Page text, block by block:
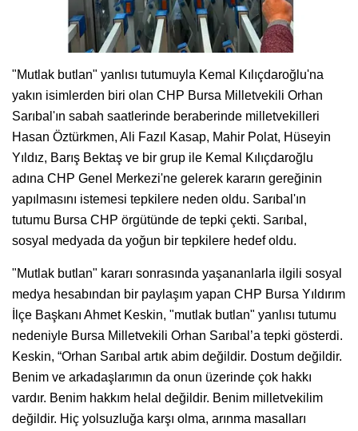
"Mutlak butlan" yanlısı tutumuyla Kemal Kılıçdaroğlu'na
yakın isimlerden biri olan CHP Bursa Milletvekili Orhan
Sarıbal'ın sabah saatlerinde beraberinde milletvekilleri
Hasan Öztürkmen, Ali Fazıl Kasap, Mahir Polat, Hüseyin
Yıldız, Barış Bektaş ve bir grup ile Kemal Kılıçdaroğlu
adına CHP Genel Merkezi'ne gelerek kararın gereğinin
yapılmasını istemesi tepkilere neden oldu. Sarıbal'ın
tutumu Bursa CHP örgütünde de tepki çekti. Sarıbal,
sosyal medyada da yoğun bir tepkilere hedef oldu.
"Mutlak butlan" kararı sonrasında yaşananlarla ilgili sosyal
medya hesabından bir paylaşım yapan CHP Bursa Yıldırım
İlçe Başkanı Ahmet Keskin, "mutlak butlan" yanlısı tutumu
nedeniyle Bursa Milletvekili Orhan Sarıbal’a tepki gösterdi.
Keskin, “Orhan Sarıbal artık abim değildir. Dostum değildir.
Benim ve arkadaşlarımın da onun üzerinde çok hakkı
vardır. Benim hakkım helal değildir. Benim milletvekilim
değildir. Hiç yolsuzluğa karşı olma, arınma masalları